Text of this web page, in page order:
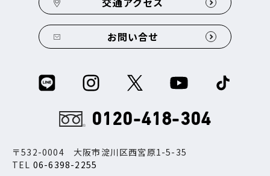
お問い合せ
0120-418-304
〒532-0004 大阪市淀川区西宮原1-5-35
TEL 06-6398-2255